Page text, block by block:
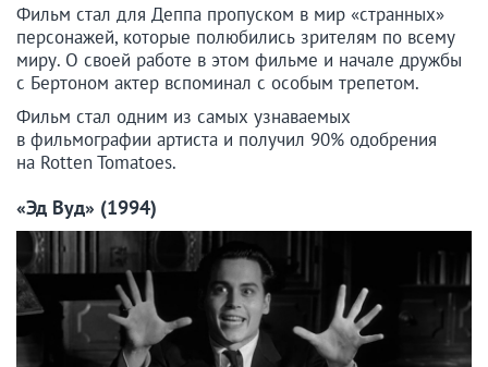
Фильм стал для Деппа пропуском в мир «странных»
персонажей, которые полюбились зрителям по всему
миру. О своей работе в этом фильме и начале дружбы
с Бертоном актер вспоминал с особым трепетом.
Фильм стал одним из самых узнаваемых
в фильмографии артиста и получил 90% одобрения
на Rotten Tomatoes.
«Эд Вуд» (1994)